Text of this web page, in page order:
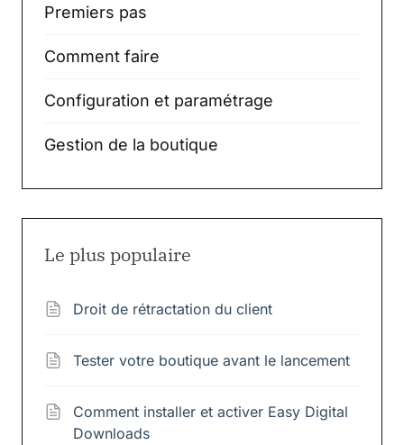
Premiers pas
Comment faire
Configuration et paramétrage
Gestion de la boutique
Le plus populaire
Droit de rétractation du client
Tester votre boutique avant le lancement
Comment installer et activer Easy Digital
Downloads